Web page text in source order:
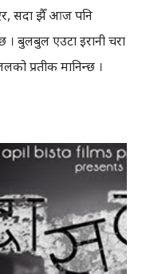
सदा झैँ आज पनि
। बुलबुल एउटा इरानी चरा
प्रतीक मानिन्छ ।
उमंग अनि थुप्रै मनका
हामी सबै एउटा
नाम दिन्छौं -
गजलको भावनात्मक
युग सम्म लगाएर